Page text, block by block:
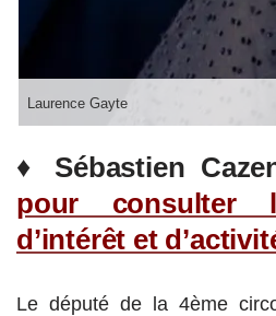
Laurence Gayte
♦ Sébastien
pour consulter
d’intérêt et
Le député de la 4ème